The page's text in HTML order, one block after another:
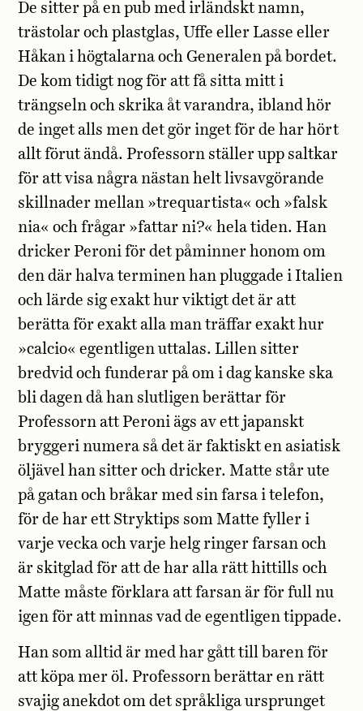
De sitter på en pub med irländskt namn,
trästolar och plastglas, Uffe eller Lasse eller
Håkan i högtalarna och Generalen på bordet.
De kom tidigt nog för att få sitta mitt i
trängseln och skrika åt varandra, ibland hör
de inget alls men det gör inget för de har hört
allt förut ändå. Professorn ställer upp saltkar
för att visa några nästan helt livsavgörande
skillnader mellan »trequartista« och »falsk
nia« och frågar »fattar ni?« hela tiden. Han
dricker Peroni för det påminner honom om
den där halva terminen han pluggade i Italien
och lärde sig exakt hur viktigt det är att
berätta för exakt alla man träffar exakt hur
»calcio« egentligen uttalas. Lillen sitter
bredvid och funderar på om i dag kanske ska
bli dagen då han slutligen berättar för
Professorn att Peroni ägs av ett japanskt
bryggeri numera så det är faktiskt en asiatisk
öljävel han sitter och dricker. Matte står ute
på gatan och bråkar med sin farsa i telefon,
för de har ett Stryktips som Matte fyller i
varje vecka och varje helg ringer farsan och
är skitglad för att de har alla rätt hittills och
Matte måste förklara att farsan är för full nu
igen för att minnas vad de egentligen tippade.
Han som alltid är med har gått till baren för
att köpa mer öl. Professorn berättar en rätt
svajig anekdot om det språkliga ursprunget